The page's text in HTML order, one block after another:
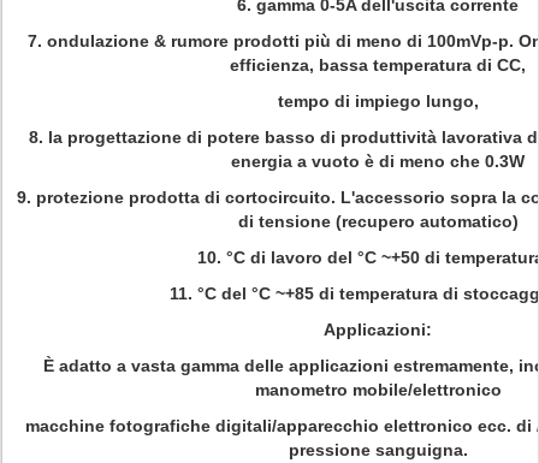
6. gamma 0-5A dell'uscita corrente
7. ondulazione & rumore prodotti più di meno di 100mVp-p.
efficienza, bassa temperatura di CC,
tempo di impiego lungo,
8. la progettazione di potere basso di produttività lavorativa
energia a vuoto è di meno che 0.3W
9. protezione prodotta di cortocircuito. L'accessorio sopra la
di tensione (recupero automatico)
10. °C di lavoro del °C ~+50 di
11. °C del °C ~+85 di temperatura di
Applicazioni:
È adatto a vasta gamma delle applicazioni estremamente,
manometro mobile/elettronico
macchine fotografiche digitali/apparecchio elettronico ecc. di
pressione sanguigna.